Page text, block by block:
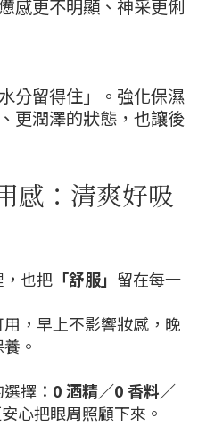
感更不明顯、神采更俐
分留得住」。強化保濕
更潤澤的狀態，也讓後
感：清爽好吸
也把 「舒服」 留在每一
，早上不影響妝感，晚
。
擇： 0 酒精／0 香料／
心把眼周照顧下來。